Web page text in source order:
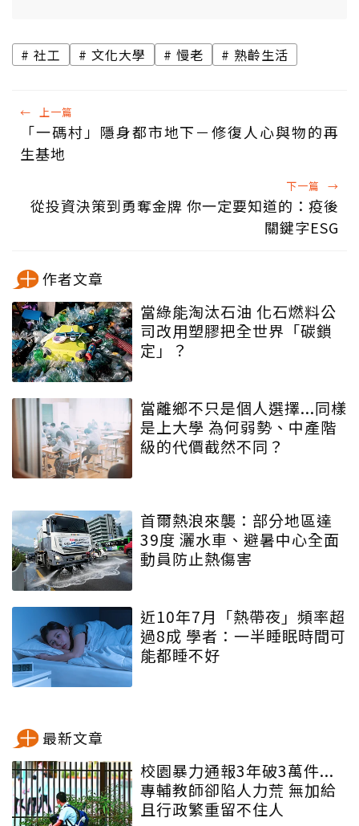
社工 文化大學 慢老 熟齡生活
← 上一篇
「一碼村」隱身都市地下－修復人心與物的再
生基地
下一篇 →
從投資決策到勇奪金牌 你一定要知道的：疫後
關鍵字ESG
作者文章
當綠能淘汰石油 化石燃料公
司改用塑膠把全世界「碳鎖
定」？
當離鄉不只是個人選擇...同樣
是上大學 為何弱勢、中產階
級的代價截然不同？
首爾熱浪來襲：部分地區達
39度 灑水車、避暑中心全面
動員防止熱傷害
近10年7月「熱帶夜」頻率超
過8成 學者：一半睡眠時間可
能都睡不好
最新文章
校園暴力通報3年破3萬件...
專輔教師卻陷人力荒 無加給
且行政繁重留不住人